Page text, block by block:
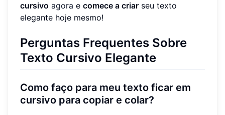
cursivo agora e comece a criar seu texto
elegante hoje mesmo!
Perguntas Frequentes Sobre
Texto Cursivo Elegante
Como faço para meu texto ficar em
cursivo para copiar e colar?